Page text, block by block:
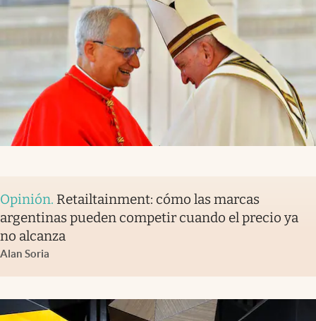
Opinión. Retailtainment: cómo las marcas
argentinas pueden competir cuando el precio ya
no alcanza
Alan Soria